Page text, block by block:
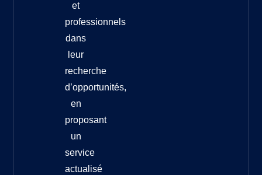
et
professionnels
dans
leur
recherche
d’opportunités,
en
proposant
un
service
actualisé